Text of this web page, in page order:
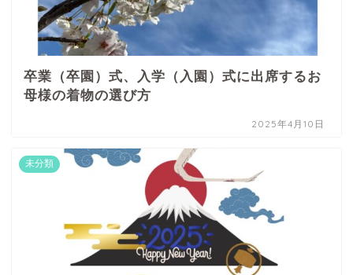
卒業（卒園）式、入学（入園）式に出席するお
母様の着物の選び方
2025年4月10日
未分類